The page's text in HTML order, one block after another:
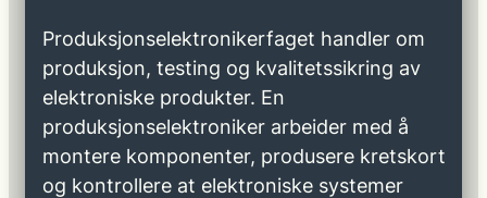
Produksjonselektronikerfaget handler om
produksjon, testing og kvalitetssikring av
elektroniske produkter. En
produksjonselektroniker arbeider med å
montere komponenter, produsere kretskort
og kontrollere at elektroniske systemer